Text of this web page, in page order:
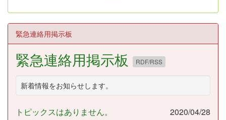
緊急連絡用掲示板
緊急連絡用掲示板 RDF/RSS
新着情報をお知らせします。
トピックスはありません。 2020/04/28